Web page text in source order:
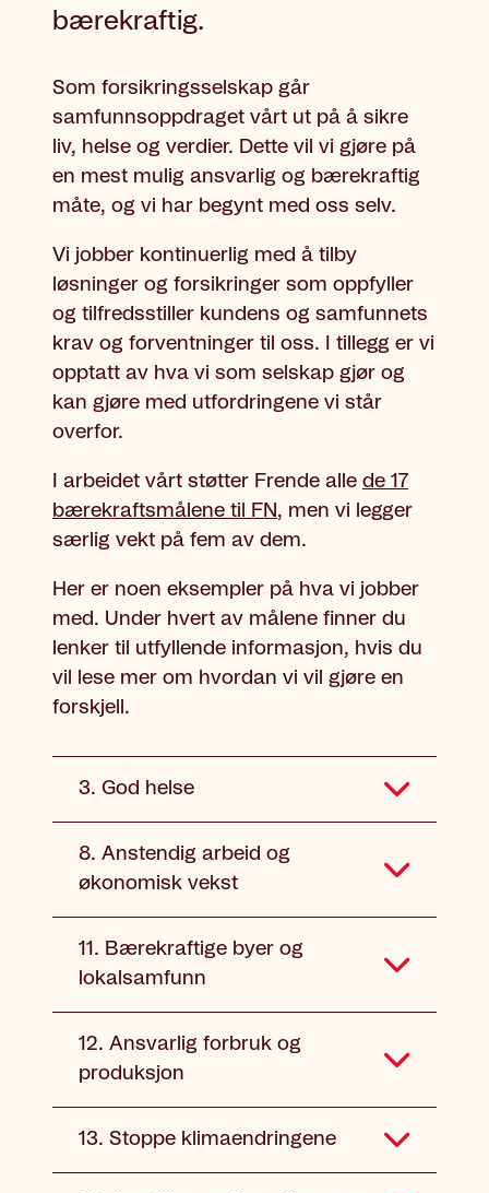
bærekraftig.
Som forsikringsselskap går
samfunnsoppdraget vårt ut på å sikre
liv, helse og verdier. Dette vil vi gjøre på
en mest mulig ansvarlig og bærekraftig
måte, og vi har begynt med oss selv.
Vi jobber kontinuerlig med å tilby
løsninger og forsikringer som oppfyller
og tilfredsstiller kundens og samfunnets
krav og forventninger til oss. I tillegg er vi
opptatt av hva vi som selskap gjør og
kan gjøre med utfordringene vi står
overfor.
I arbeidet vårt støtter Frende alle de 17
bærekraftsmålene til FN, men vi legger
særlig vekt på fem av dem.
Her er noen eksempler på hva vi jobber
med. Under hvert av målene finner du
lenker til utfyllende informasjon, hvis du
vil lese mer om hvordan vi vil gjøre en
forskjell.
3. God helse
8. Anstendig arbeid og
økonomisk vekst
11. Bærekraftige byer og
lokalsamfunn
12. Ansvarlig forbruk og
produksjon
13. Stoppe klimaendringene